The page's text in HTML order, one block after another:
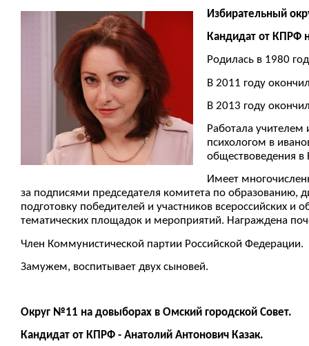
Избирательный
Кандидат от КПРФ
Родилась в 1980
В 2011 году
В 2013 году
Работала учителем
психологом в
обществоведения в
Имеет
за подписями председателя комитета по образованию,
подготовку победителей и участников всероссийских и
тематических площадок и мероприятий. Награждена
Член Коммунистической партии Российской Федерации.
Замужем, воспитывает двух сыновей.
Округ №11 на довыборах в Омский городской Совет.
Кандидат от КПРФ - Анатолий Антонович Казак.